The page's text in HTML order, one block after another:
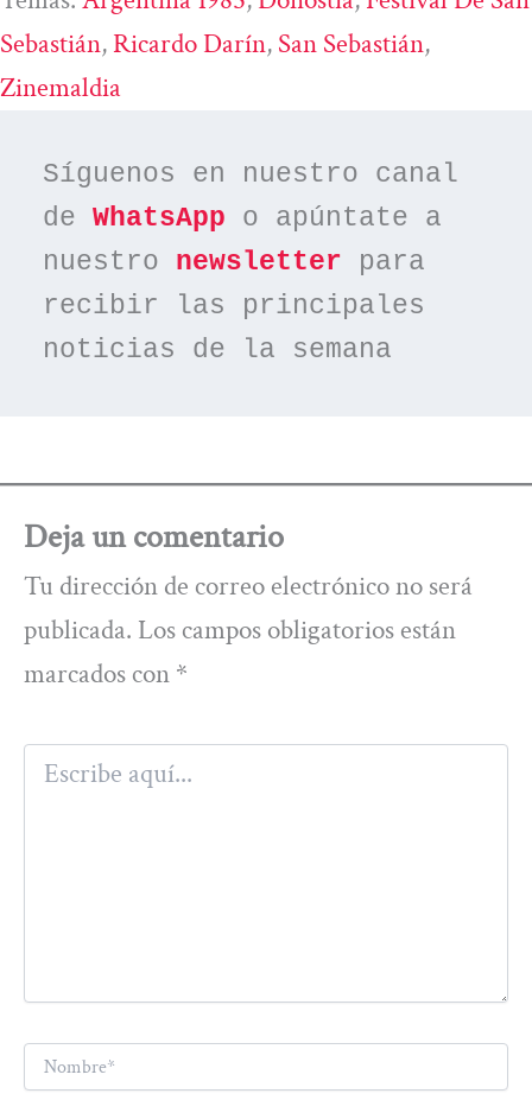
Sebastián, Ricardo Darín, San Sebastián
Zinemaldia
Síguenos en nuestro canal
de WhatsApp o apúntate a
nuestro newsletter para
recibir las principales
noticias de la semana
Deja un comentario
Tu dirección de correo electrónico no será
publicada. Los campos obligatorios están
marcados con *
Escribe
aquí...
Nombre*